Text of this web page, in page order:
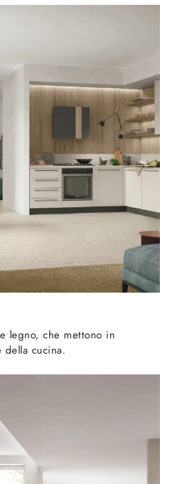
legno, che mettono in
della cucina.